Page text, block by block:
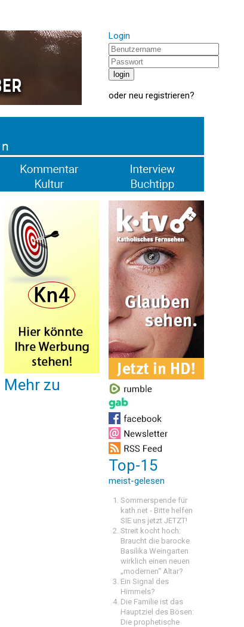
Login
oder neu registrieren?
Mehr zu
Top-15
meist-gelesen
Sommerspende für
kath.net - Bitte helfen
SIE uns jetzt JETZT!
Streit kocht hoch:
Braucht die barocke
Basilika Weingarten
wirklich einen neuen
„modernen“ Altar?
Ein Signal des
Himmels?
Die Familie ist das
Hauptziel des Bösen:
Die prophetische